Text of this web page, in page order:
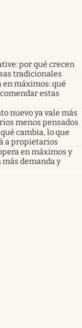
por qué crecen
tradicionales
en máximos: qué
estas
nuevo ya vale más
menos pensados
cambia, lo que
a propietarios
en máximos y
demanda y